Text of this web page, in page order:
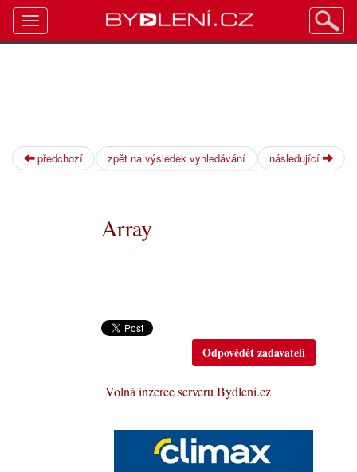
předchozí zpět na výsledek vyhledávání následující
Array
Odpovědět zadavateli
Volná inzerce serveru Bydlení.cz
Toggle
navigation